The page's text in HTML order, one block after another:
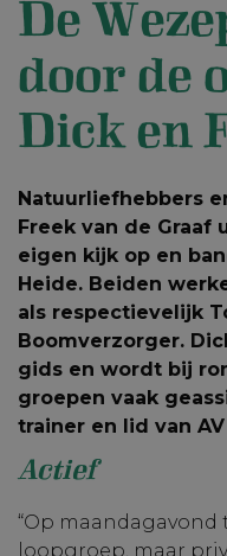
De
door de
Dick en
Natuurliefhebbers
Freek van de Graaf
eigen kijk op en
Heide. Beiden
als respectievelijk
Boomverzorger.
gids en wordt bij
groepen vaak
trainer en lid van
Actief
“Op
loopgroep, maar